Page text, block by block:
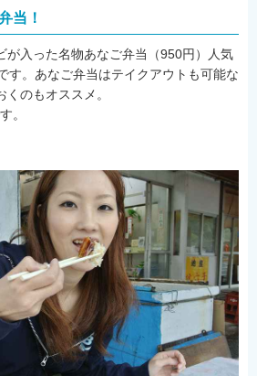
当！
が入った名物あなご弁当（950円）人気
す。あなご弁当はテイクアウトも可能な
のもオススメ。
。